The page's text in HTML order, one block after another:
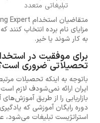
تبلیغاتی متعدد
مزایای نام برده انتخاب کنند
به کار شوند یا خیر.
برای موفقیت در
تحصیلاتی ضروری
باتوجه به اینکه تحصیلات
ایران ارائه نمی‌شودف لازم
دوره رایگان آموزشی که
استراتژیست تبلیغات می‌شود،